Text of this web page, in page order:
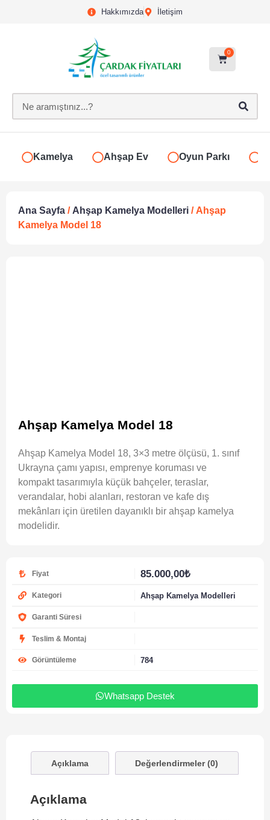
Hakkımızda İletişim
0
Kamelya Ahşap Ev Oyun Parkı
Ana Sayfa / Ahşap Kamelya Modelleri / Ahşap
Kamelya Model 18
Ahşap Kamelya Model 18
Ahşap Kamelya Model 18, 3×3 metre ölçüsü, 1. sınıf
Ukrayna çamı yapısı, emprenye koruması ve
kompakt tasarımıyla küçük bahçeler, teraslar,
verandalar, hobi alanları, restoran ve kafe dış
mekânları için üretilen dayanıklı bir ahşap kamelya
modelidir.
Fiyat 85.000,00₺
Kategori Ahşap Kamelya Modelleri
Garanti Süresi
Teslim & Montaj
Görüntüleme 784
Whatsapp Destek
Açıklama Değerlendirmeler (0)
Açıklama